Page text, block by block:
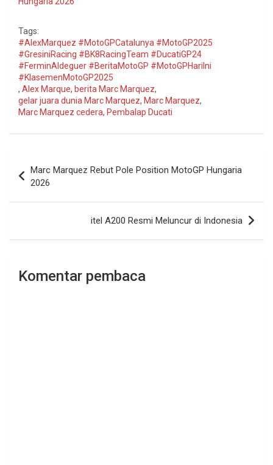
Tags:
#AlexMarquez #MotoGPCatalunya #MotoGP2025
#GresiniRacing #BK8RacingTeam #DucatiGP24
#FerminAldeguer #BeritaMotoGP #MotoGPHariIni
#KlasemenMotoGP2025
, Alex Marque, berita Marc Marquez,
gelar juara dunia Marc Marquez, Marc Marquez,
Marc Marquez cedera, Pembalap Ducati
pos
Marc Marquez Rebut Pole Position MotoGP Hungaria
2026
itel A200 Resmi Meluncur di Indonesia
Komentar pembaca